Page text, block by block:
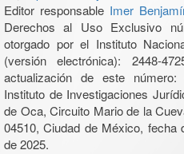
Editor responsable Imer
Derechos al Uso Exclusivo
otorgado por el Instituto
(versión electrónica): 2448-
actualización de este
Instituto de Investigaciones
de Oca, Circuito Mario de la
04510, Ciudad de México,
de 2025.